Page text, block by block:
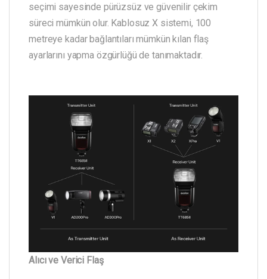
seçimi sayesinde pürüzsüz ve güvenilir çekim
süreci mümkün olur. Kablosuz X sistemi, 100
metreye kadar bağlantıları mümkün kılan flaş
ayarlarını yapma özgürlüğü de tanımaktadır.
Alıcı ve Verici Flaş